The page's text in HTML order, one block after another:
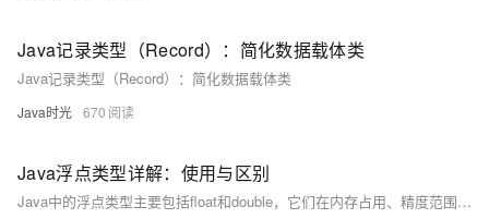
Java记录类型（Record）：简化数据载体类
Java记录类型（Record）：简化数据载体类
Java时光 670
Java浮点类型详解：使用与区别
Java中的浮点类型主要包括float和double，它们在内存占用、精度范围和使用场景上有显著差异。float占用4字节，提供约6-7位有效数字；double占用8字节，提供约15-16位有效数字。float适合内存敏感或精度要求不高的场景，而double精度更高，是Java默认的浮点类型，推荐在大多数情况下使用。两者都存在精度限制，不能用于需要精确计算的金融领域。比较浮点数时应使用误差范围或BigDecimal类。科学计算和工程计算通常使用double，而金融计算应使用BigDecimal。